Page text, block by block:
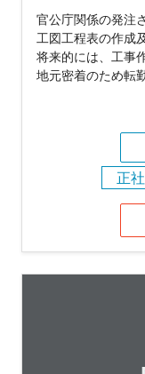
官公庁関係の発注
工図工程表の作成
将来的には、工事
地元密着のため転
正